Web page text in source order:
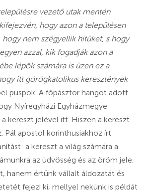
vezető utak mentén
hogy azon a településen
hogy nem szégyellik hitüket, s hogy
azzal, kik fogadják azon a
lépők számára is üzen ez a
itt görögkatolikus keresztények
püspök. A főpásztor hangot adott
Nyíregyházi Egyházmegye
kereszt jelével itt. Hiszen a kereszt
Pál apostol korinthusiakhoz írt
a kereszt a világ számára a
az üdvösség és az öröm jele.
hanem értünk vállalt áldozatát és
fejezi ki, mellyel nekünk is példát